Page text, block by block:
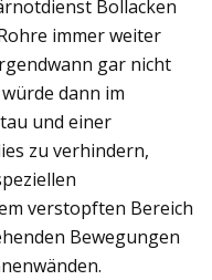
Bollacken
immer weiter
gar nicht
dann im
und einer
zu verhindern,
verstopften Bereich
Bewegungen